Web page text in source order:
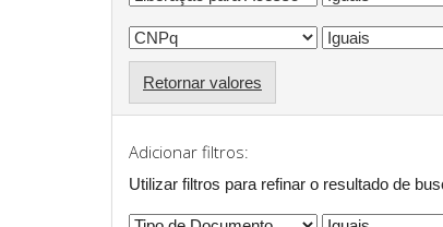
Retornar valores
Adicionar filtros:
Utilizar filtros para refinar o resultado de